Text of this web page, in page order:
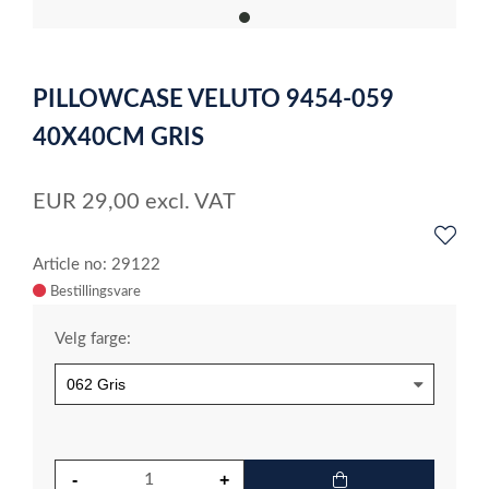
item
of
1
PILLOWCASE VELUTO 9454-059
40X40CM GRIS
EUR 29,00 excl. VAT
Article no: 29122
Velg farge: